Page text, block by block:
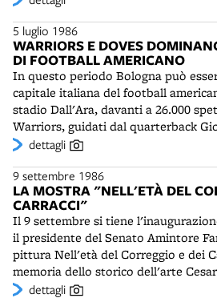
5 luglio 1986
WARRIORS E DOVES
DI FOOTBALL AMERICANO
In questo periodo Bologna può
capitale italiana del football
stadio Dall'Ara, davanti a 26.000
Warriors, guidati dal quarterback
conquistano il loro primo scudetto,
agosto ad Amsterdam gli Stiassi
finale della Coppa dei Campioni.
dettagli
9 settembre 1986
LA MOSTRA "NELL'ETÀ DEL
CARRACCI"
Il 9 settembre si tiene
il presidente del Senato Amintore
pittura Nell'età del Correggio e dei
memoria dello storico dell'arte
1981), ex direttore della Pinacoteca
dettagli